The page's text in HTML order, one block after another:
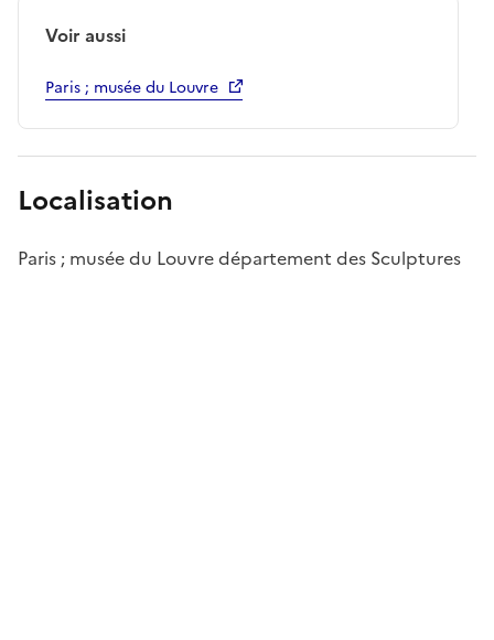
Voir aussi
Paris ; musée du Louvre
Localisation
Paris ; musée du Louvre département des Sculptures